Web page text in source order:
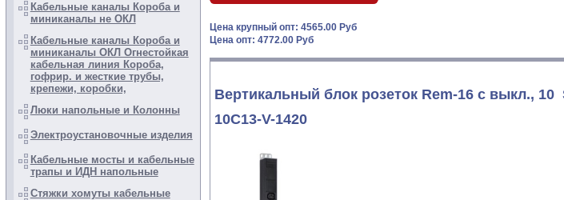
Кабельные каналы Короба и
миниканалы не ОКЛ
Кабельные каналы Короба и
миниканалы ОКЛ Огнестойкая
кабельная линия Короба,
гофрир. и жесткие трубы,
крепежи, коробки,
Люки напольные и Колонны
Электроустановочные изделия
Кабельные мосты и кабельные
трапы и ИДН напольные
Стяжки хомуты кабельные
Цена крупный опт: 4565.00 Руб
Цена опт: 4772.00 Руб
Вертикальный блок розеток Rem-16 с выкл., 10
10C13-V-1420